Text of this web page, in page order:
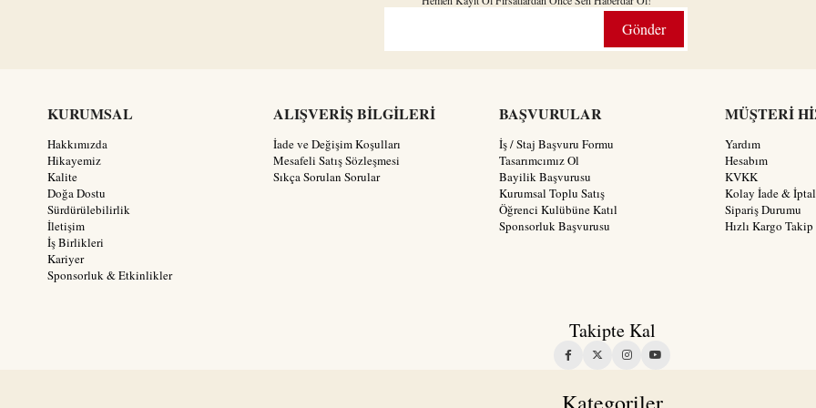
Gönder
KURUMSAL
Hakkımızda
Hikayemiz
Kalite
Doğa Dostu
Sürdürülebilirlik
İletişim
İş Birlikleri
Kariyer
Sponsorluk & Etkinlikler
ALIŞVERİŞ BİLGİLERİ
İade ve Değişim Koşulları
Mesafeli Satış Sözleşmesi
Sıkça Sorulan Sorular
BAŞVURULAR
İş / Staj Başvuru Formu
Tasarımcımız Ol
Bayilik Başvurusu
Kurumsal Toplu Satış
Öğrenci Kulübüne Katıl
Sponsorluk Başvurusu
MÜŞTERİ
Yardım
Hesabım
KVKK
Kolay İade & İptal
Sipariş Durumu
Hızlı Kargo Takip
Takipte Kal
Kategoriler